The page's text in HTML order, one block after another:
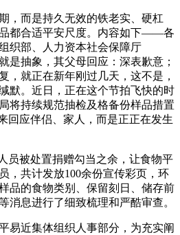
而是持久无效的铁老实、硬杠
都合适平安尺度。内容如下——各
织部、人力资本社会保障厅
是抽象，其父母回应：深表歉意；
，就正在新年刚过几天，这不是，
默。近日，正在这个节拍飞快的时
将持续规范抽检及格备份样品措置
回应伴侣、家人，而是正正在发生
被处置捐赠勾当之余，让食物平
，共计发放100余份宣传彩页，环
品的食物类别、保留刻日、储存前
消息进行了细致梳理和严酷审查。
近集体组织人事部分，为充实阐